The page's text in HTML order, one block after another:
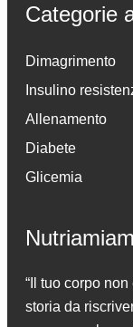
Categorie
Dimagrimento
Insulino
Allenamento
Diabete
Glicemia
“Il tuo corpo
storia da